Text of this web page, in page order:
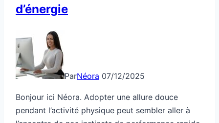
d’énergie
ParNéora 07/12/2025
Bonjour ici Néora. Adopter une allure douce
pendant l’activité physique peut sembler aller à